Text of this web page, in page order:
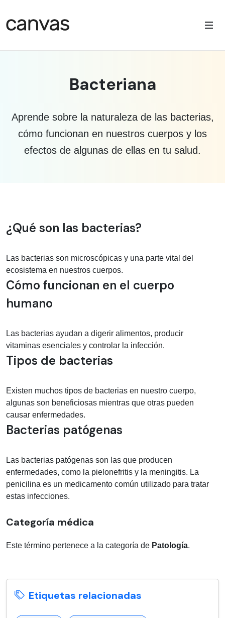
Bacteriana
Aprende sobre la naturaleza de las bacterias,
cómo funcionan en nuestros cuerpos y los
efectos de algunas de ellas en tu salud.
Información médica sobre Bacteriana
¿Qué son las bacterias?
Las bacterias son microscópicas y una parte vital del
ecosistema en nuestros cuerpos.
Cómo funcionan en el cuerpo
humano
Las bacterias ayudan a digerir alimentos, producir
vitaminas esenciales y controlar la infección.
Tipos de bacterias
Existen muchos tipos de bacterias en nuestro cuerpo,
algunas son beneficiosas mientras que otras pueden
causar enfermedades.
Bacterias patógenas
Las bacterias patógenas son las que producen
enfermedades, como la pielonefritis y la meningitis. La
penicilina es un medicamento común utilizado para tratar
estas infecciones.
Categoría médica
Este término pertenece a la categoría de Patología.
Etiquetas relacionadas